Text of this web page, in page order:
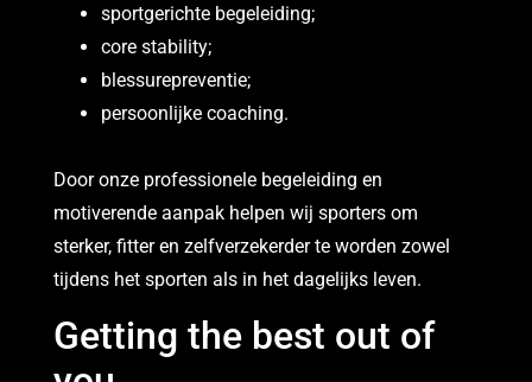
sportgerichte begeleiding;
core stability;
blessurepreventie;
persoonlijke coaching.
Door onze professionele begeleiding en
motiverende aanpak helpen wij sporters om
sterker, fitter en zelfverzekerder te worden zowel
tijdens het sporten als in het dagelijks leven.
Getting the best out of